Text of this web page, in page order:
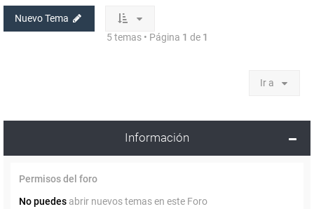
Nuevo Tema
5 temas • Página 1 de 1
Ir a
Información
Permisos del foro
No puedes abrir nuevos temas en este Foro